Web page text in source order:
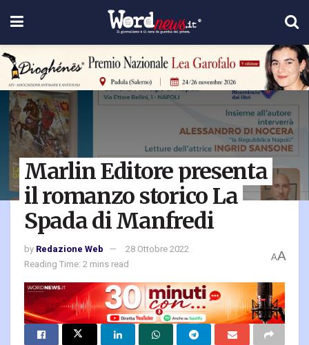
Marlin Editore presenta
il romanzo storico La
Spada di Manfredi
by Redazione Web
28 Ottobre 2022
Reading Time: 2 mins read
AA